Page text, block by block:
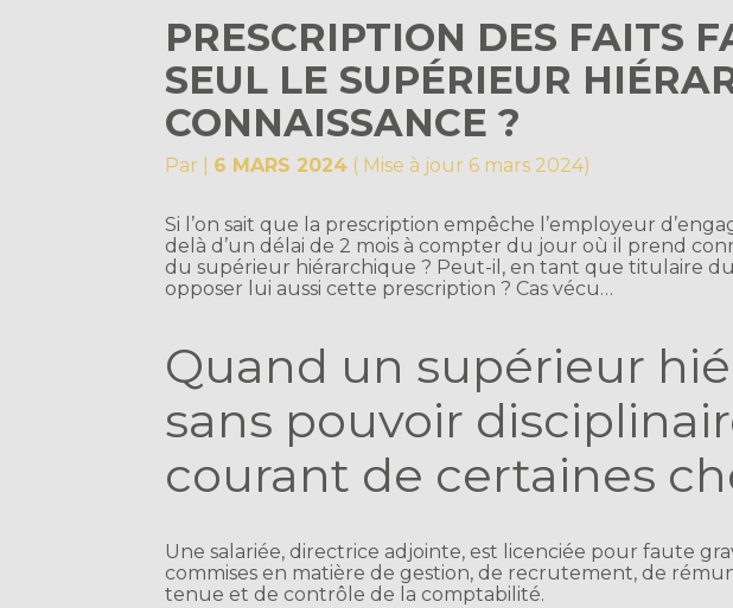
PRESCRIPTION DES FAITS
SEUL LE SUPÉRIEUR
CONNAISSANCE ?
Par 6 MARS 2024 ( Mise à jour 6 mars 2024)
Si l’on sait que la prescription empêche l’employeur
delà d’un délai de 2 mois à compter du jour où il prend
du supérieur hiérarchique ? Peut-il, en tant que titulaire du
opposer lui aussi cette prescription ? Cas vécu…
Quand un supérieur
sans pouvoir
courant de certaines
Une salariée, directrice adjointe, est licenciée pour faute
commises en matière de gestion, de recrutement, de
tenue et de contrôle de la comptabilité.